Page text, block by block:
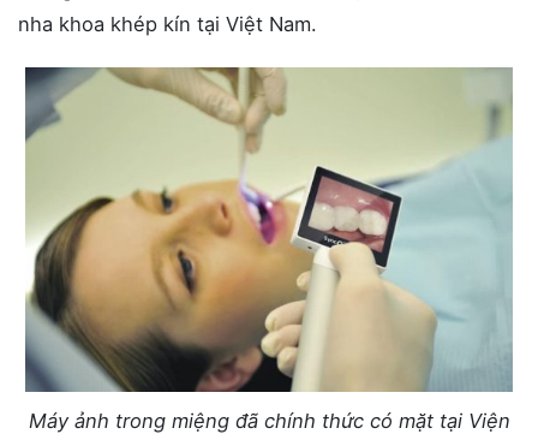
nha khoa khép kín tại Việt Nam.
Máy ảnh trong miệng đã chính thức có mặt tại Viện